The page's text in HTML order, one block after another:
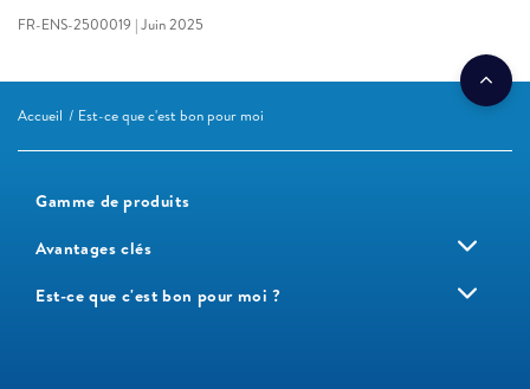
FR-ENS-2500019 | Juin 2025
Accueil Est-ce que c'est bon pour moi
Gamme de produits
Avantages clés
Est-ce que c'est bon pour moi ?